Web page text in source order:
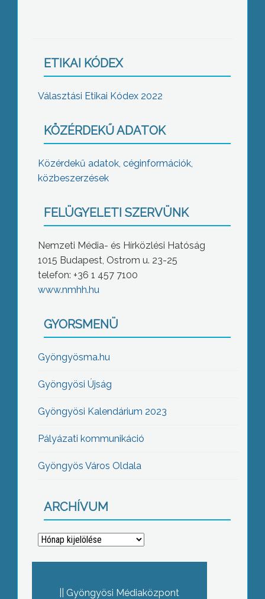
ETIKAI KÓDEX
Választási Etikai Kódex 2022
KÖZÉRDEKŰ ADATOK
Közérdekű adatok, céginformációk,
közbeszerzések
FELÜGYELETI SZERVÜNK
Nemzeti Média- és Hírközlési Hatóság
1015 Budapest, Ostrom u. 23-25
telefon: +36 1 457 7100
www.nmhh.hu
GYORSMENÜ
Gyöngyösma.hu
Gyöngyösi Újság
Gyöngyösi Kalendárium 2023
Pályázati kommunikáció
Gyöngyös Város Oldala
ARCHÍVUM
Archívum
Gyöngyösi Médiaközpont